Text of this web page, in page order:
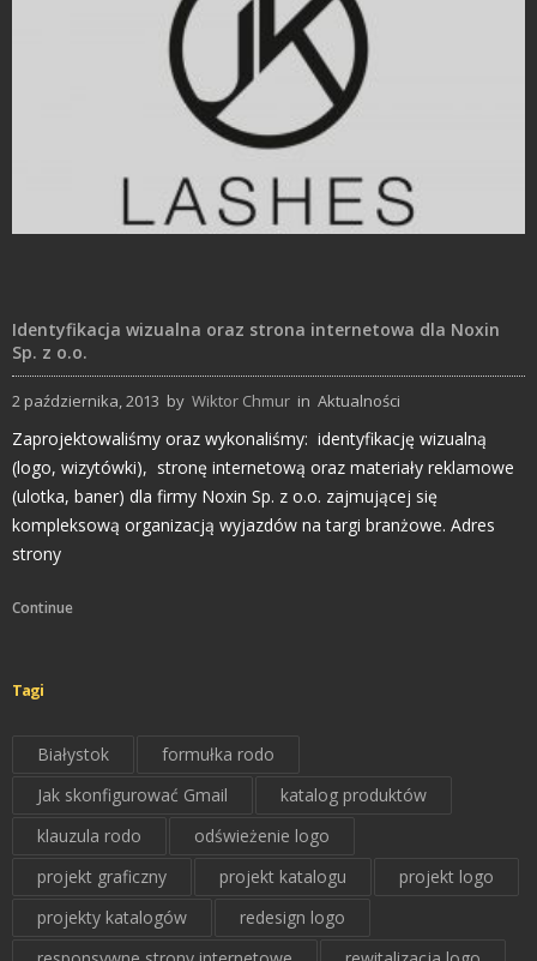
Identyfikacja wizualna oraz strona internetowa dla Noxin
Sp. z o.o.
2 października, 2013 by Wiktor Chmur in Aktualności
Zaprojektowaliśmy oraz wykonaliśmy: identyfikację wizualną
(logo, wizytówki), stronę internetową oraz materiały reklamowe
(ulotka, baner) dla firmy Noxin Sp. z o.o. zajmującej się
kompleksową organizacją wyjazdów na targi branżowe. Adres
strony
Continue
Tagi
Białystok
formułka rodo
Jak skonfigurować Gmail
katalog produktów
klauzula rodo
odświeżenie logo
projekt graficzny
projekt katalogu
projekt logo
projekty katalogów
redesign logo